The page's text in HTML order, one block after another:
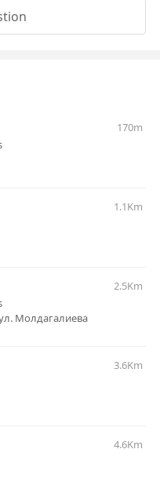
170m
1.1Km
2.5Km
Молдагалиева
3.6Km
4.6Km